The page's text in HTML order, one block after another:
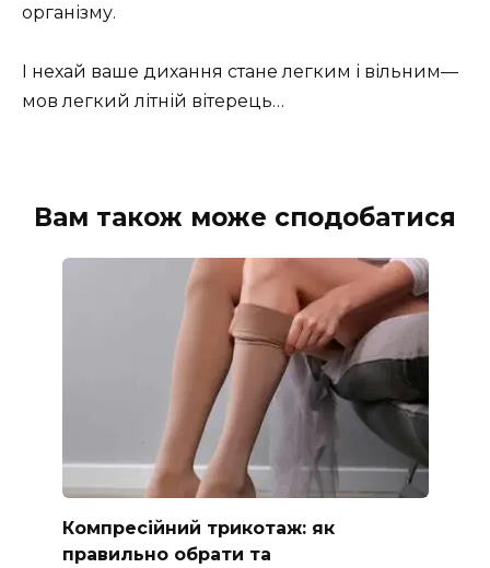
організму.
І нехай ваше дихання стане легким і вільним—
мов легкий літній вітерець…
Вам також може сподобатися
Компресійний трикотаж: як
правильно обрати та